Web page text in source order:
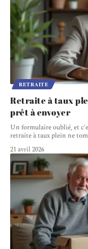
RETRAITE
Retraite à taux
prêt à envoyer
Un formulaire oublié, et
retraite à taux plein ne
21 avril 2026